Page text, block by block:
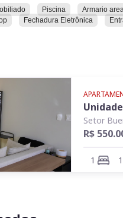
Piscina Armario
Fechadura Eletrônica
Setor
R$
1 1